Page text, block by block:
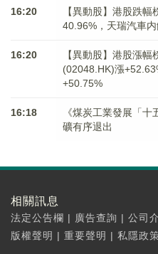
16:20
【異動股】港股跌
40.96%，天瑞汽車
16:20
【異動股】港股漲
(02048.HK)漲
+50.75%
16:18
《煤炭工業發展「
礦有序退出
相關訊息
法定公告欄 | 廣告查詢 | 公司
版權聲明 | 重要聲明 | 私隱政